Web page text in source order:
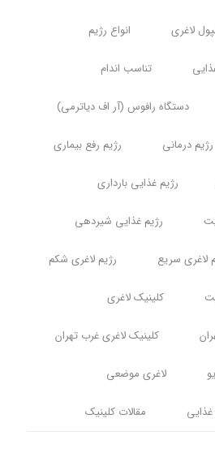
لاغری انواع رژیم
تناسب اندام
دستگاه رافوس (آر اف دیاترمی)
رژیم درمانی رژیم رفع بیماری
رژیم غذایی بارداری
رژیم غذایی شیردهی
لاغری سریع رژیم لاغری شکم
کلینیک لاغری
کلینیک لاغری غرب تهران
لاغری موضعی
مقالات کلینیک